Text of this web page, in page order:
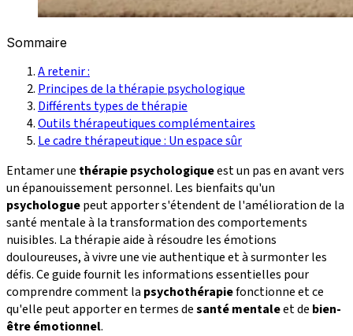
Sommaire
A retenir :
Principes de la thérapie psychologique
Différents types de thérapie
Outils thérapeutiques complémentaires
Le cadre thérapeutique : Un espace sûr
Entamer une thérapie psychologiqueest un pas en avant vers
un épanouissement personnel. Les bienfaits qu'un
psychologuepeut apporter s'étendent de l'amélioration de la
santé mentale à la transformation des comportements
nuisibles. La thérapie aide à résoudre les émotions
douloureuses, à vivre une vie authentique et à surmonter les
défis. Ce guide fournit les informations essentielles pour
comprendre comment la psychothérapiefonctionne et ce
qu'elle peut apporter en termes desanté mentaleet de bien-
être émotionnel.